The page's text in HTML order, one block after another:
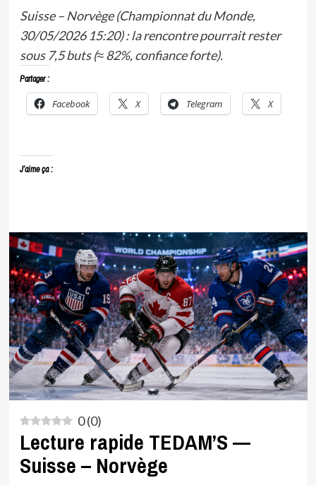
Suisse – Norvège (Championnat du Monde,
30/05/2026 15:20) : la rencontre pourrait rester
sous 7,5 buts (≈ 82%, confiance forte).
Partager :
Facebook X Telegram X
J’aime ça :
0(0)
Lecture rapide TEDAM’S —
Suisse – Norvège